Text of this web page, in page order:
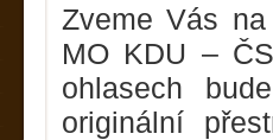
Zveme Vás
MO KDU –
ohlasech
originální